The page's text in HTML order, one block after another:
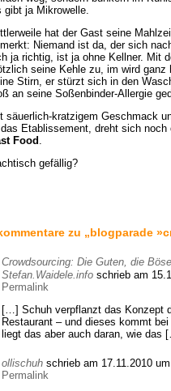
gibt ja Mikrowelle.
hat der Gast seine
Niemand ist da, der sich
ja richtig, ist ja ohne Kellner. Mit
seine Kehle zu, im wird
Stirn, er stürzt sich in den
an seine Soßenbinder-Allergie
säuerlich-kratzigem Geschmack
Etablissement, dreht sich
Food
gefällig?
zu „blogparade
Crowdsourcing: Die Guten, die
Stefan.Waidele.info schrieb am
Permalink
[…] Schuh verpflanzt das Konzept
Restaurant – und dieses kommt
liegt das aber auch daran, wie das
ollischuh schrieb am 17.11.2010
Permalink